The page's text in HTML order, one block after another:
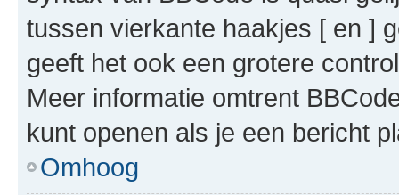
tussen vierkante haakjes [ en ]
geeft het ook een grotere
Meer informatie omtrent
kunt openen als je een bericht
Omhoog